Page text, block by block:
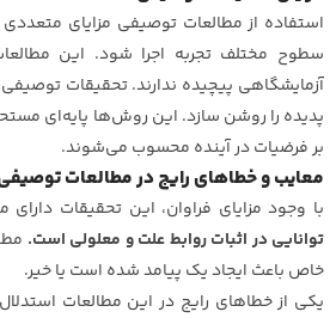
استفاده از مطالعات توصیفی مزایای
سطوح مختلف تجربه اجرا شود. این
آزمایشگاهی پیچیده ندارند. تحقیقات
پدیده را روشن سازد. این روش‌ها پایه‌ای
بر فرضیات در آینده محسوب می‌شوند.
معایب و خطاهای رایج در مطالعات
با وجود مزایای فراوان، این تحقیقات
توانایی در اثبات روابط علت و معلولی است.
خاص باعث ایجاد یک پیامد شده است یا خیر.